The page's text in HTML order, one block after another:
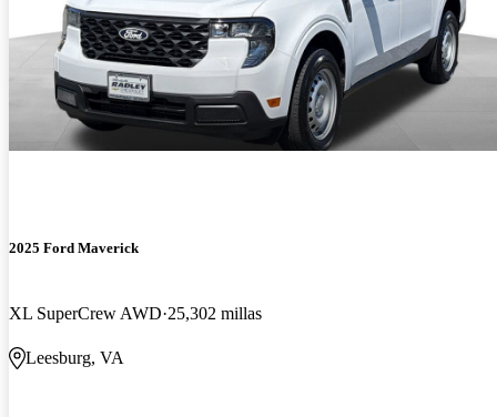
2025 Ford Maverick
XL SuperCrew AWD 25,302 millas
Leesburg, VA